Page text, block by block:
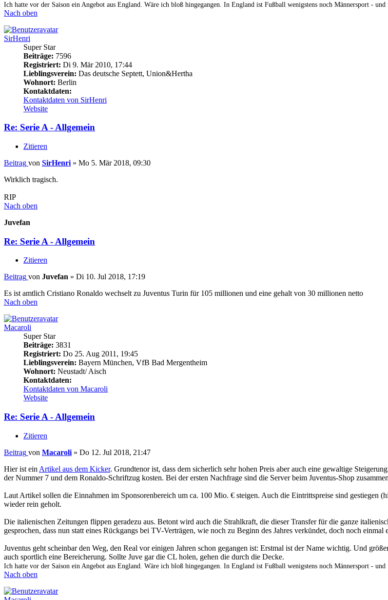
Ich hatte vor der Saison ein Angebot aus England. Wäre ich bloß hingegangen. In England ist Fußball wenigstens noch Männersport -
Nach oben
SirHenri
Super Star
Beiträge: 7596
Registriert: Di 9. Mär 2010, 17:44
Lieblingsverein: Das deutsche Septett, Union&Hertha
Wohnort: Berlin
Kontaktdaten:
Kontaktdaten von SirHenri
Website
Re: Serie A - Allgemein
Zitieren
Beitrag von SirHenri » Mo 5. Mär 2018, 09:30
Wirklich tragisch.
RIP
Nach oben
Juvefan
Re: Serie A - Allgemein
Zitieren
Beitrag von Juvefan » Di 10. Jul 2018, 17:19
Es ist amtlich Cristiano Ronaldo wechselt zu Juventus Turin für 105 millionen und eine gehalt von 30 millionen netto
Nach oben
Macaroli
Super Star
Beiträge: 3831
Registriert: Do 25. Aug 2011, 19:45
Lieblingsverein: Bayern München, VfB Bad Mergentheim
Wohnort: Neustadt/ Aisch
Kontaktdaten:
Kontaktdaten von Macaroli
Website
Re: Serie A - Allgemein
Zitieren
Beitrag von Macaroli » Do 12. Jul 2018, 21:47
Hier ist ein Artikel aus dem Kicker. Grundtenor ist, dass dem sicherlich sehr hohen Preis aber auch eine gewaltige
der Nummer 7 und dem Ronaldo-Schriftzug kosten. Bei der ersten Nachfrage sind die Server beim Juventus-Shop
Laut Artikel sollen die Einnahmen im Sponsorenbereich um ca. 100 Mio. € steigen. Auch die Eintrittspreise sind gestiegen
wieder rein geholt.
Die italienischen Zeitungen flippen geradezu aus. Betont wird auch die Strahlkraft, die dieser Transfer für die ganze
gesprochen, dass nun statt eines Rückgangs bei TV-Verträgen, wie noch zu Beginn des Jahres verkündet, doch noch einmal
Juventus geht scheinbar den Weg, den Real vor einigen Jahren schon gegangen ist: Erstmal ist der Name wichtig. Und
auch sportlich eine Bereicherung. Sollte Juve gar die CL holen, gehen die durch die Decke.
Ich hatte vor der Saison ein Angebot aus England. Wäre ich bloß hingegangen. In England ist Fußball wenigstens noch Männersport -
Nach oben